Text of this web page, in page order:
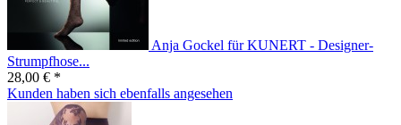
Anja Gockel für KUNERT - Designer-
Strumpfhose...
28,00 € *
Kunden haben sich ebenfalls angesehen